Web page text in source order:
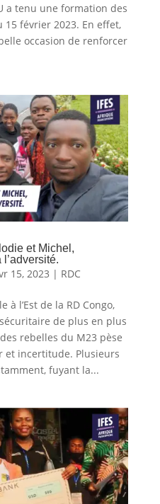
a tenu une formation des
février 2023. En effet,
occasion de renforcer
et Michel,
15, 2023 | RDC
à l’Est de la RD Congo,
de plus en plus
rebelles du M23 pèse
et incertitude. Plusieurs
fuyant la...